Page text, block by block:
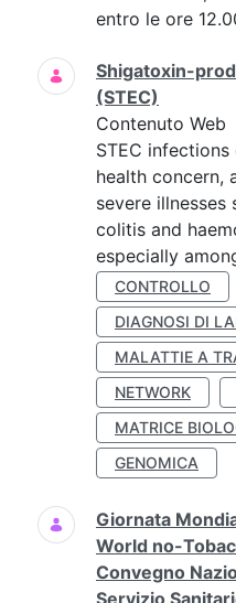
entro le ore
Shigatoxin-
(STEC)
Contenuto Web
STEC
health concern,
severe illnesses
colitis and
especially
CONTROLLO
DIAGNOSI DI
MALATTIE A
NETWORK
MATRICE
GENOMICA
Giornata
World no-
Convegno
Servizio